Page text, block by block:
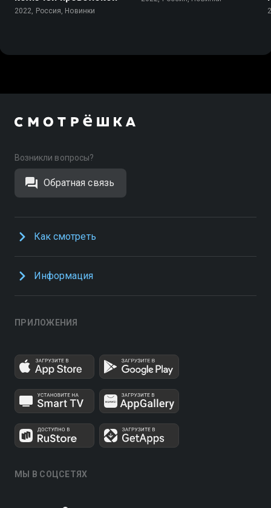
2022, Россия, Новинки
Возникли вопросы?
Обратная связь
Как смотреть
Информация
ПРИЛОЖЕНИЯ
МЫ В СОЦСЕТЯХ